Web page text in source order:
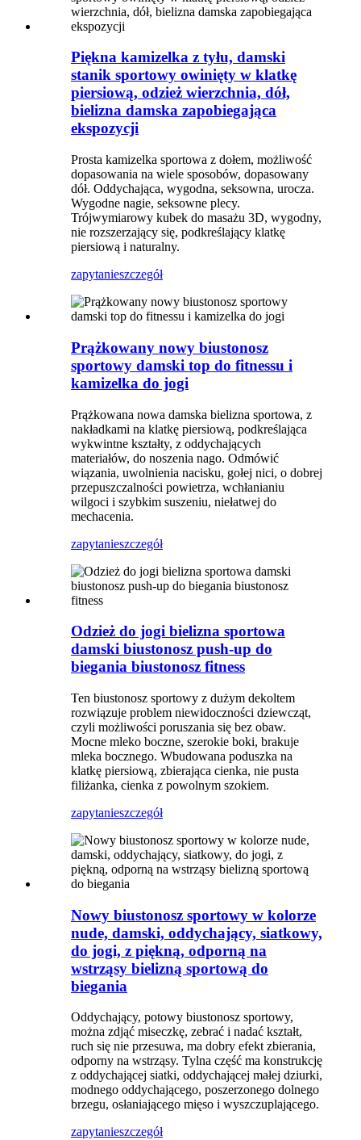
Piękna kamizelka z tyłu, damski
stanik sportowy owinięty w klatkę
piersiową, odzież wierzchnia, dół,
bielizna damska zapobiegająca
ekspozycji
Prosta kamizelka sportowa z dołem, możliwość
dopasowania na wiele sposobów, dopasowany
dół. Oddychająca, wygodna, seksowna, urocza.
Wygodne nagie, seksowne plecy.
Trójwymiarowy kubek do masażu 3D, wygodny,
nie rozszerzający się, podkreślający klatkę
piersiową i naturalny.
zapytanieszczegół
Prążkowany nowy biustonosz
sportowy damski top do fitnessu i
kamizelka do jogi
Prążkowana nowa damska bielizna sportowa, z
nakładkami na klatkę piersiową, podkreślająca
wykwintne kształty, z oddychających
materiałów, do noszenia nago. Odmówić
wiązania, uwolnienia nacisku, gołej nici, o dobrej
przepuszczalności powietrza, wchłanianiu
wilgoci i szybkim suszeniu, niełatwej do
mechacenia.
zapytanieszczegół
Odzież do jogi bielizna sportowa
damski biustonosz push-up do
biegania biustonosz fitness
Ten biustonosz sportowy z dużym dekoltem
rozwiązuje problem niewidoczności dziewcząt,
czyli możliwości poruszania się bez obaw.
Mocne mleko boczne, szerokie boki, brakuje
mleka bocznego. Wbudowana poduszka na
klatkę piersiową, zbierająca cienka, nie pusta
filiżanka, cienka z powolnym szokiem.
zapytanieszczegół
Nowy biustonosz sportowy w kolorze
nude, damski, oddychający, siatkowy,
do jogi, z piękną, odporną na
wstrząsy bielizną sportową do
biegania
Oddychający, potowy biustonosz sportowy,
można zdjąć miseczkę, zebrać i nadać kształt,
ruch się nie przesuwa, ma dobry efekt zbierania,
odporny na wstrząsy. Tylna część ma konstrukcję
z oddychającej siatki, oddychającej małej dziurki,
modnego oddychającego, poszerzonego dolnego
brzegu, osłaniającego mięso i wyszczuplającego.
zapytanieszczegół